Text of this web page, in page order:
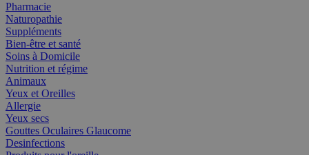
Pharmacie
Naturopathie
Suppléments
Bien-être et santé
Soins à Domicile
Nutrition et régime
Animaux
Yeux et Oreilles
Allergie
Yeux secs
Gouttes Oculaires Glaucome
Desinfections